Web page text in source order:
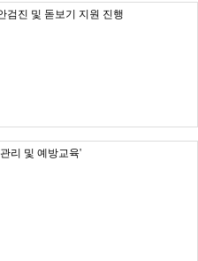
검진 및 돋보기 지원 진행
리 및 예방교육'